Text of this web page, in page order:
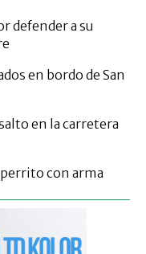
defender a su
en bordo de San
en la carretera
con arma